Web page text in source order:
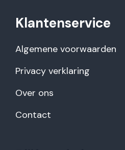
Klantenservice
Algemene voorwaarden
Privacy verklaring
Over ons
Contact